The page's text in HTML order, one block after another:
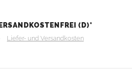
(D)*
Liefer- und Versandkosten